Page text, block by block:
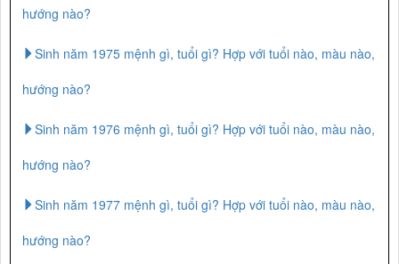
hướng nào?
Sinh năm 1975 mệnh gì, tuổi gì? Hợp với tuổi nào, màu nào,
hướng nào?
Sinh năm 1976 mệnh gì, tuổi gì? Hợp với tuổi nào, màu nào,
hướng nào?
Sinh năm 1977 mệnh gì, tuổi gì? Hợp với tuổi nào, màu nào,
hướng nào?